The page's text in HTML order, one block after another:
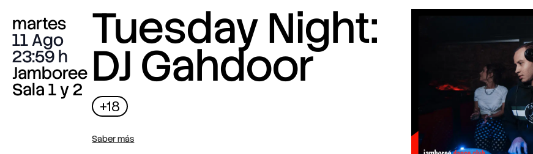
martes
11 Ago
23:59
Jamboree
Sala 1 y 2
Tuesday Night:
DJ Gahdoor
+18
Saber más